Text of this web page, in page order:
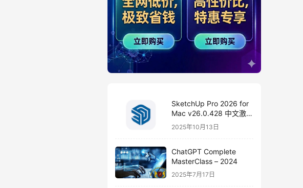
SketchUp Pro 2026 for
Mac v26.0.428 中文激活
版下载
2025年10月13日
ChatGPT Complete
MasterClass – 2024
2025年7月17日